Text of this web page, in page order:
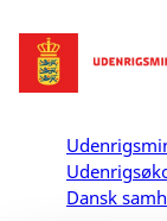
Gå til forsiden
Dansk